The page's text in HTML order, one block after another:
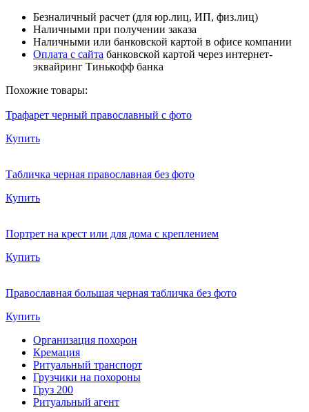
Безналичный расчет (для юр.лиц, ИП, физ.лиц)
Наличными при получении заказа
Наличными или банковской картой в офисе компании
Оплата с сайта банковской картой через интернет-
эквайринг Тинькофф банка
Похожие товары:
Трафарет черный православный с фото
Купить
Табличка черная православная без фото
Купить
Портрет на крест или для дома с креплением
Купить
Православная большая черная табличка без фото
Купить
Организация похорон
Кремация
Ритуальный транспорт
Грузчики на похороны
Груз 200
Ритуальный агент